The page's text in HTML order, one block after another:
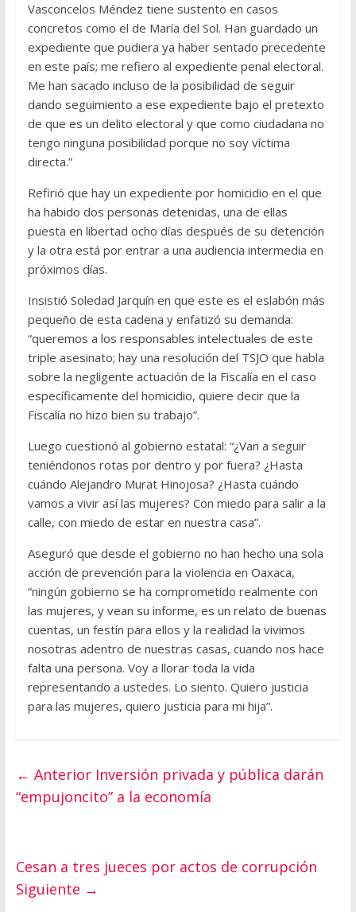
Vasconcelos Méndez tiene sustento en casos
concretos como el de María del Sol. Han guardado un
expediente que pudiera ya haber sentado precedente
en este país; me refiero al expediente penal electoral.
Me han sacado incluso de la posibilidad de seguir
dando seguimiento a ese expediente bajo el pretexto
de que es un delito electoral y que como ciudadana no
tengo ninguna posibilidad porque no soy víctima
directa.”
Refirió que hay un expediente por homicidio en el que
ha habido dos personas detenidas, una de ellas
puesta en libertad ocho días después de su detención
y la otra está por entrar a una audiencia intermedia en
próximos días.
Insistió Soledad Jarquín en que este es el eslabón más
pequeño de esta cadena y enfatizó su demanda:
“queremos a los responsables intelectuales de este
triple asesinato; hay una resolución del TSJO que habla
sobre la negligente actuación de la Fiscalía en el caso
específicamente del homicidio, quiere decir que la
Fiscalía no hizo bien su trabajo”.
Luego cuestionó al gobierno estatal: “¿Van a seguir
teniéndonos rotas por dentro y por fuera? ¿Hasta
cuándo Alejandro Murat Hinojosa? ¿Hasta cuándo
vamos a vivir así las mujeres? Con miedo para salir a la
calle, con miedo de estar en nuestra casa”.
Aseguró que desde el gobierno no han hecho una sola
acción de prevención para la violencia en Oaxaca,
“ningún gobierno se ha comprometido realmente con
las mujeres, y vean su informe, es un relato de buenas
cuentas, un festín para ellos y la realidad la vivimos
nosotras adentro de nuestras casas, cuando nos hace
falta una persona. Voy a llorar toda la vida
representando a ustedes. Lo siento. Quiero justicia
para las mujeres, quiero justicia para mi hija”.
← AnteriorInversión privada y pública darán
“empujoncito” a la economía
Cesan a tres jueces por actos de corrupción
Siguiente →